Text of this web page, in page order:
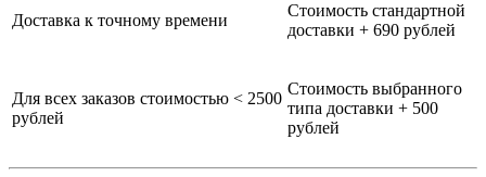
Доставка к точному времени
Стоимость стандартной
доставки + 690 рублей
Для всех заказов стоимостью < 2500
рублей
Стоимость выбранного
типа доставки + 500
рублей